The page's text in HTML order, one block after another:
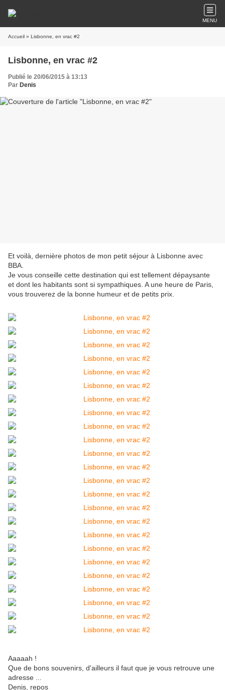
MENU
Accueil » Lisbonne, en vrac #2
Lisbonne, en vrac #2
Publié le 20/06/2015 à 13:13
Par Denis
Et voilà, dernière photos de mon petit séjour à Lisbonne avec
BBA.
Je vous conseille cette destination qui est tellement dépaysante
et dont les habitants sont si sympathiques. A une heure de Paris,
vous trouverez de la bonne humeur et de petits prix.
Aaaaah !
Que de bons souvenirs, d'ailleurs il faut que je vous retrouve une
adresse ...
Denis, repos